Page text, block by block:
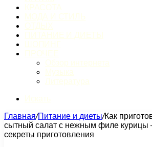
Главная/Питание и диеты/Как
сытный салат с нежным филе курицы
секреты приготовления